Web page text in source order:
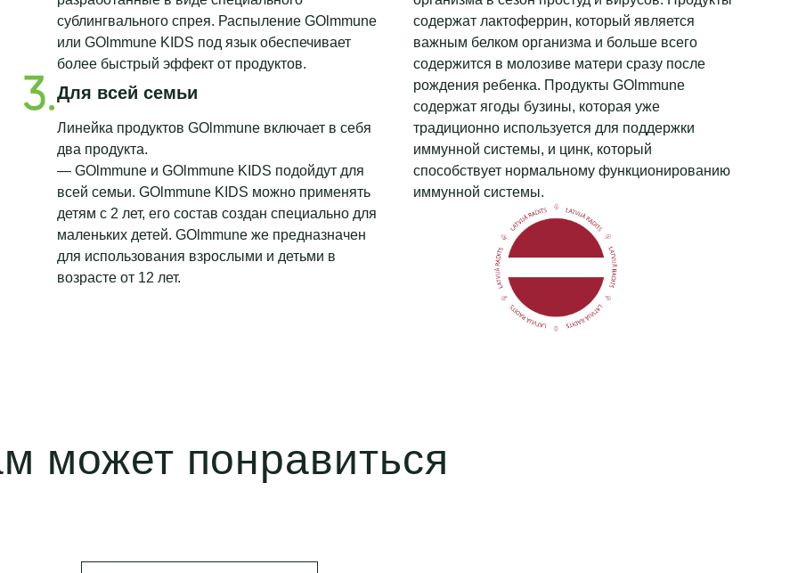
сублингвального спрея. Распыление GOlmmune
или GOlmmune KIDS под язык обеспечивает
более быстрый эффект от продуктов.
Для всей семьи
Линейка продуктов GOlmmune включает в себя
два продукта.
— GOlmmune и GOlmmune KIDS подойдут для
всей семьи. GOlmmune KIDS можно применять
детям с 2 лет, его состав создан специально для
маленьких детей. GOlmmune же предназначен
для использования взрослыми и детьми в
возрасте от 12 лет.
содержат лактоферрин, который является
важным белком организма и больше всего
содержится в молозиве матери сразу после
рождения ребенка. Продукты GOlmmune
содержат ягоды бузины, которая уже
традиционно используется для поддержки
иммунной системы, и цинк, который
способствует нормальному функционированию
иммунной системы.
может понравиться